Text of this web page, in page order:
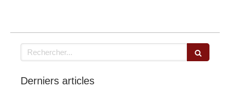
Rechercher
Derniers articles